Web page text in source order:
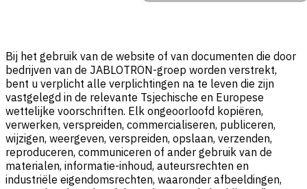
Bij het gebruik van de website of van documenten die door
bedrijven van de JABLOTRON-groep worden verstrekt,
bent u verplicht alle verplichtingen na te leven die zijn
vastgelegd in de relevante Tsjechische en Europese
wettelijke voorschriften. Elk ongeoorloofd kopiëren,
verwerken, verspreiden, commercialiseren, publiceren,
wijzigen, weergeven, verspreiden, opslaan, verzenden,
reproduceren, communiceren of ander gebruik van de
materialen, informatie-inhoud, auteursrechten en
industriële eigendomsrechten, waaronder afbeeldingen,